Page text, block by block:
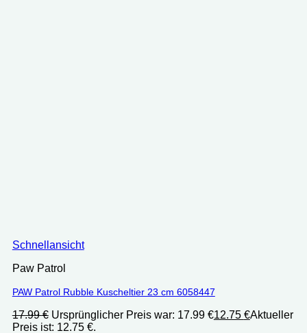
Schnellansicht
Paw Patrol
PAW Patrol Rubble Kuscheltier 23 cm 6058447
17.99€ Ursprünglicher Preis war: 17.99 €12.75 €Aktueller
Preis ist: 12.75 €.